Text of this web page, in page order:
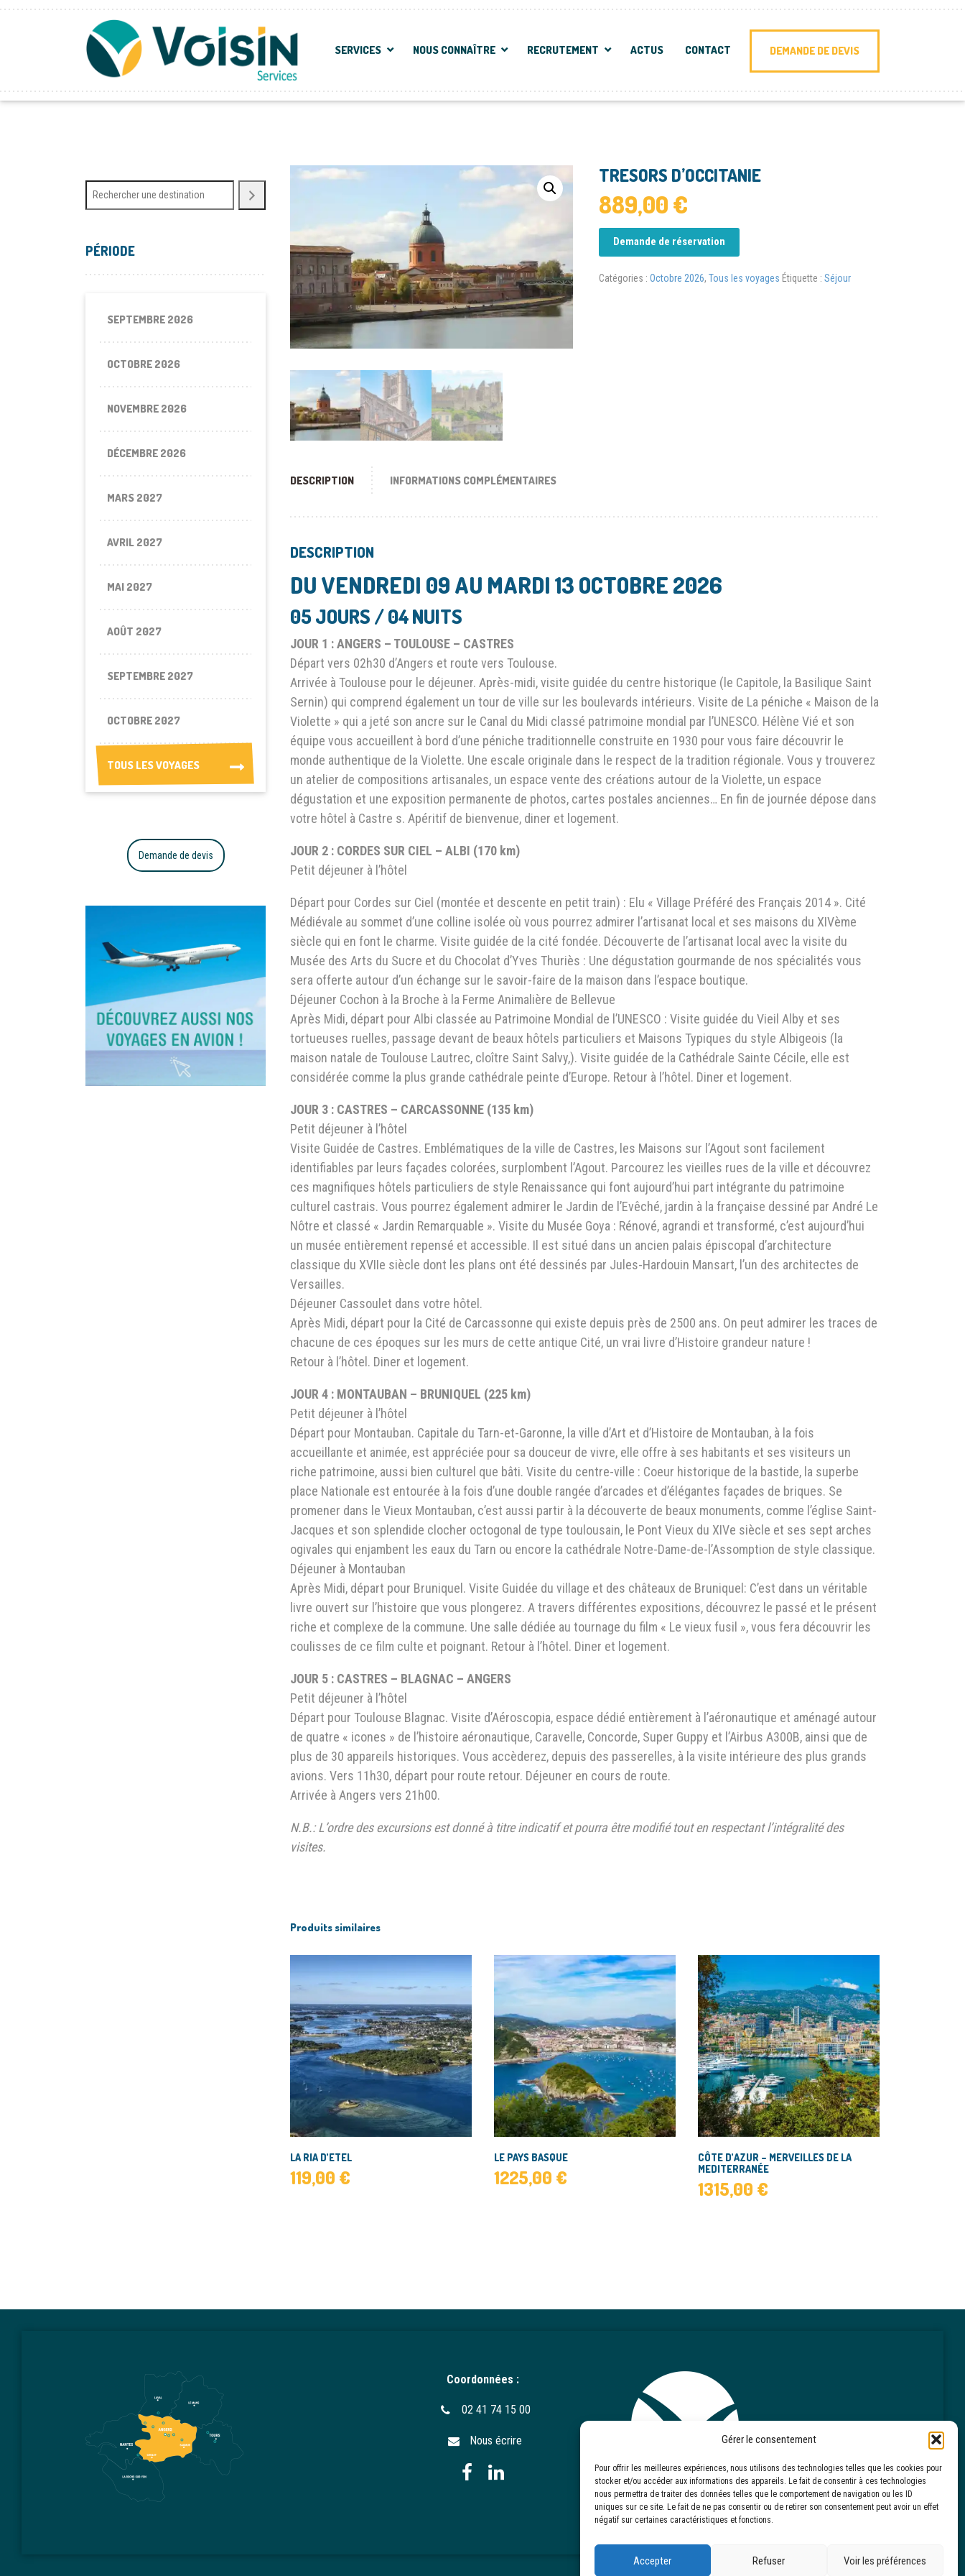
Gérer le consentement
Pour offrir les meilleures expériences, nous utilisons des technologies telles que les cookies pour
stocker et/ou accéder aux informations des appareils. Le fait de consentir à ces technologies
nous permettra de traiter des données telles que le comportement de navigation ou les ID
uniques sur ce site. Le fait de ne pas consentir ou de retirer son consentement peut avoir un effet
négatif sur certaines caractéristiques et fonctions.
Accepter Refuser Voir les préférences
SERVICES NOUS CONNAÎTRE RECRUTEMENT ACTUS CONTACT DEMANDE DE DEVIS
TRESORS D’OCCITANIE
889,00€
Demande de réservation
Catégories : Octobre 2026, Tous les voyages Étiquette : Séjour
DESCRIPTION INFORMATIONS COMPLÉMENTAIRES
DESCRIPTION
DU VENDREDI 09 AU MARDI 13 OCTOBRE 2026
05 JOURS / 04 NUITS
JOUR 1 : ANGERS – TOULOUSE – CASTRES
Départ vers 02h30 d’Angers et route vers Toulouse.
Arrivée à Toulouse pour le déjeuner. Après-midi, visite guidée du centre historique (le Capitole, la Basilique Saint
Sernin) qui comprend également un tour de ville sur les boulevards intérieurs. Visite de La péniche « Maison de la
Violette » qui a jeté son ancre sur le Canal du Midi classé patrimoine mondial par l’UNESCO. Hélène Vié et son
équipe vous accueillent à bord d’une péniche traditionnelle construite en 1930 pour vous faire découvrir le
monde authentique de la Violette. Une escale originale dans le respect de la tradition régionale. Vous y trouverez
un atelier de compositions artisanales, un espace vente des créations autour de la Violette, un espace
dégustation et une exposition permanente de photos, cartes postales anciennes… En fin de journée dépose dans
votre hôtel à Castre s. Apéritif de bienvenue, diner et logement.
JOUR 2 : CORDES SUR CIEL – ALBI (170 km)
Petit déjeuner à l’hôtel
Départ pour Cordes sur Ciel (montée et descente en petit train) : Elu « Village Préféré des Français 2014 ». Cité
Médiévale au sommet d’une colline isolée où vous pourrez admirer l’artisanat local et ses maisons du XIVème
siècle qui en font le charme. Visite guidée de la cité fondée. Découverte de l’artisanat local avec la visite du
Musée des Arts du Sucre et du Chocolat d’Yves Thuriès : Une dégustation gourmande de nos spécialités vous
sera offerte autour d’un échange sur le savoir-faire de la maison dans l’espace boutique.
Déjeuner Cochon à la Broche à la Ferme Animalière de Bellevue
Après Midi, départ pour Albi classée au Patrimoine Mondial de l’UNESCO : Visite guidée du Vieil Alby et ses
tortueuses ruelles, passage devant de beaux hôtels particuliers et Maisons Typiques du style Albigeois (la
maison natale de Toulouse Lautrec, cloître Saint Salvy,). Visite guidée de la Cathédrale Sainte Cécile, elle est
considérée comme la plus grande cathédrale peinte d’Europe. Retour à l’hôtel. Diner et logement.
JOUR 3 : CASTRES – CARCASSONNE (135 km)
Petit déjeuner à l’hôtel
Visite Guidée de Castres. Emblématiques de la ville de Castres, les Maisons sur l’Agout sont facilement
identifiables par leurs façades colorées, surplombent l’Agout. Parcourez les vieilles rues de la ville et découvrez
ces magnifiques hôtels particuliers de style Renaissance qui font aujourd’hui part intégrante du patrimoine
culturel castrais. Vous pourrez également admirer le Jardin de l’Evêché, jardin à la française dessiné par André Le
Nôtre et classé « Jardin Remarquable ». Visite du Musée Goya : Rénové, agrandi et transformé, c’est aujourd’hui
un musée entièrement repensé et accessible. Il est situé dans un ancien palais épiscopal d’architecture
classique du XVIIe siècle dont les plans ont été dessinés par Jules-Hardouin Mansart, l’un des architectes de
Versailles.
Déjeuner Cassoulet dans votre hôtel.
Après Midi, départ pour la Cité de Carcassonne qui existe depuis près de 2500 ans. On peut admirer les traces de
chacune de ces époques sur les murs de cette antique Cité, un vrai livre d’Histoire grandeur nature !
Retour à l’hôtel. Diner et logement.
JOUR 4 : MONTAUBAN – BRUNIQUEL (225 km)
Petit déjeuner à l’hôtel
Départ pour Montauban. Capitale du Tarn-et-Garonne, la ville d’Art et d’Histoire de Montauban, à la fois
accueillante et animée, est appréciée pour sa douceur de vivre, elle offre à ses habitants et ses visiteurs un
riche patrimoine, aussi bien culturel que bâti. Visite du centre-ville : Coeur historique de la bastide, la superbe
place Nationale est entourée à la fois d’une double rangée d’arcades et d’élégantes façades de briques. Se
promener dans le Vieux Montauban, c’est aussi partir à la découverte de beaux monuments, comme l’église Saint-
Jacques et son splendide clocher octogonal de type toulousain, le Pont Vieux du XIVe siècle et ses sept arches
ogivales qui enjambent les eaux du Tarn ou encore la cathédrale Notre-Dame-de-l’Assomption de style classique.
Déjeuner à Montauban
Après Midi, départ pour Bruniquel. Visite Guidée du village et des châteaux de Bruniquel: C’est dans un véritable
livre ouvert sur l’histoire que vous plongerez. A travers différentes expositions, découvrez le passé et le présent
riche et complexe de la commune. Une salle dédiée au tournage du film « Le vieux fusil », vous fera découvrir les
coulisses de ce film culte et poignant. Retour à l’hôtel. Diner et logement.
JOUR 5 : CASTRES – BLAGNAC – ANGERS
Petit déjeuner à l’hôtel
Départ pour Toulouse Blagnac. Visite d’Aéroscopia, espace dédié entièrement à l’aéronautique et aménagé autour
de quatre « icones » de l’histoire aéronautique, Caravelle, Concorde, Super Guppy et l’Airbus A300B, ainsi que de
plus de 30 appareils historiques. Vous accèderez, depuis des passerelles, à la visite intérieure des plus grands
avions. Vers 11h30, départ pour route retour. Déjeuner en cours de route.
Arrivée à Angers vers 21h00.
N.B.: L’ordre des excursions est donné à titre indicatif et pourra être modifié tout en respectant l’intégralité des
visites.
Produits similaires
LA RIA D’ETEL
119,00 €
LE PAYS BASQUE
1225,00 €
CÔTE D’AZUR – MERVEILLES DE LA
MEDITERRANÉE
1315,00 €
PÉRIODE
SEPTEMBRE 2026
OCTOBRE 2026
NOVEMBRE 2026
DÉCEMBRE 2026
MARS 2027
AVRIL 2027
MAI 2027
AOÛT 2027
SEPTEMBRE 2027
OCTOBRE 2027
TOUS LES VOYAGES
TOUS LES VOYAGES
Demande de devis
Coordonnées :
02 41 74 15 00
Nous écrire